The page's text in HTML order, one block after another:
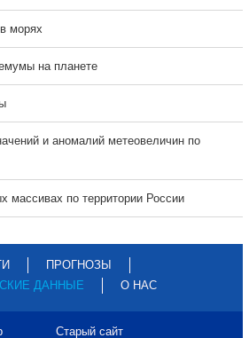
морях
на планете
и аномалий метеовеличин по
массивах по территории России
ПРОГНОЗЫ
ДАННЫЕ
О НАС
Старый сайт